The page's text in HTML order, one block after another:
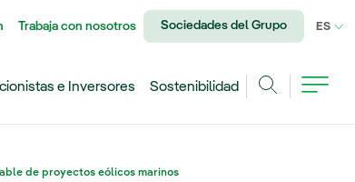
Trabaja con nosotros Sociedades del Grupo ES
e Inversores
Sostenibilidad
de proyectos eólicos marinos